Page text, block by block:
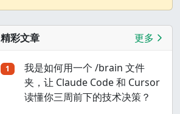
精彩文章 更多
1
我是如何用一个 /brain 文件
夹，让 Claude Code 和 Cursor
读懂你三周前下的技术决策？